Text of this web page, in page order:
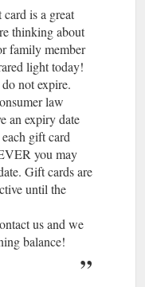
is a great
thinking about
family member
light today!
not expire.
law
an expiry date
gift card
you may
Gift cards are
until the
us and we
balance!